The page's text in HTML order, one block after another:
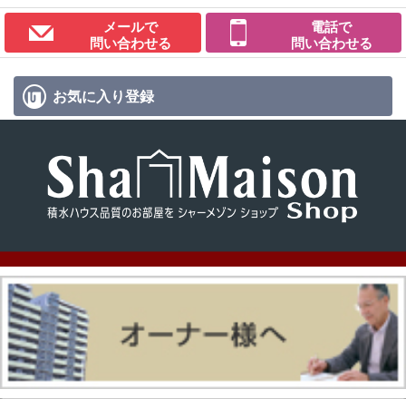
メールで
問い合わせる
電話で
問い合わせる
お気に入り登録